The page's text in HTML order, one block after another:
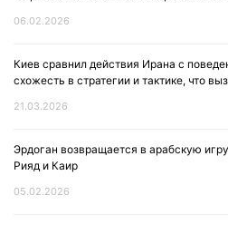
06.02.2026
Киев сравнил действия Ирана с
схожесть в стратегии и тактике, что
21.03.2026
Эрдоган возвращается в арабскую
Рияд и Каир
05.02.2026